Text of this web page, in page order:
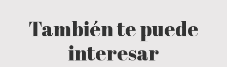
También te puede
interesar